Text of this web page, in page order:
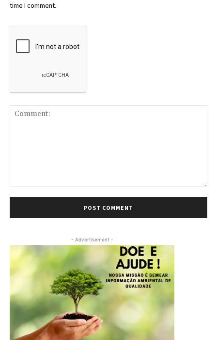
time I comment.
- Advertisement -